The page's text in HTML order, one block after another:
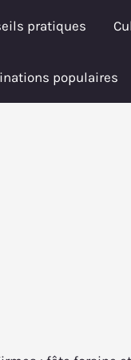
pratiques
populaires